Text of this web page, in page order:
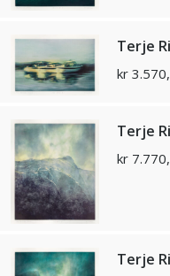
Terje
kr
Terje
kr
Terje